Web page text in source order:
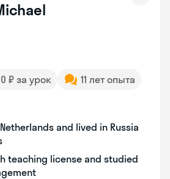
₽ за урок
11 лет опыта
and lived in Russia
teaching license and studied